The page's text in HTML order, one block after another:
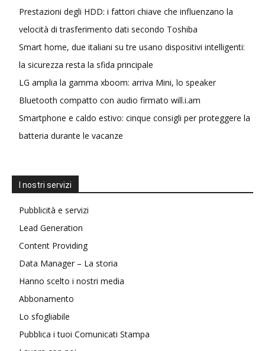
Prestazioni degli HDD: i fattori chiave che influenzano la
velocità di trasferimento dati secondo Toshiba
Smart home, due italiani su tre usano dispositivi intelligenti:
la sicurezza resta la sfida principale
LG amplia la gamma xboom: arriva Mini, lo speaker
Bluetooth compatto con audio firmato will.i.am
Smartphone e caldo estivo: cinque consigli per proteggere la
batteria durante le vacanze
I nostri servizi
Pubblicità e servizi
Lead Generation
Content Providing
Data Manager – La storia
Hanno scelto i nostri media
Abbonamento
Lo sfogliabile
Pubblica i tuoi Comunicati Stampa